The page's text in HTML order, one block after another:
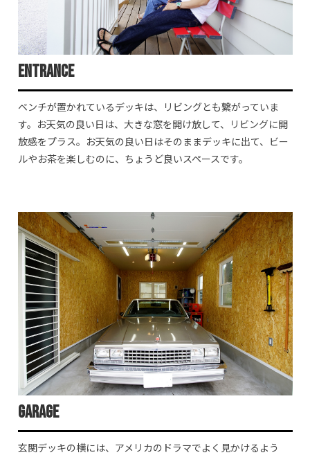
Entrance
ベンチが置かれているデッキは、リビングとも繋がっていま
す。お天気の良い日は、大きな窓を開け放して、リビングに開
放感をプラス。お天気の良い日はそのままデッキに出て、ビー
ルやお茶を楽しむのに、ちょうど良いスペースです。
Garage
玄関デッキの横には、アメリカのドラマでよく見かけるよう